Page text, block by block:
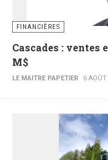
FINANCIÈRES
Cascades : ventes
M$
LE MAITRE PAPETIER 6